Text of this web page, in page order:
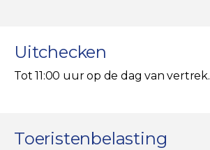
Uitchecken
Tot 11:00 uur op de dag van vertrek.
Toeristenbelasting